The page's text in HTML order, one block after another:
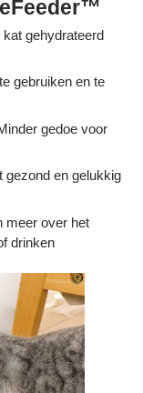
gehydrateerd
gebruiken en te
gedoe voor
gezond en gelukkig
meer over het
drinken